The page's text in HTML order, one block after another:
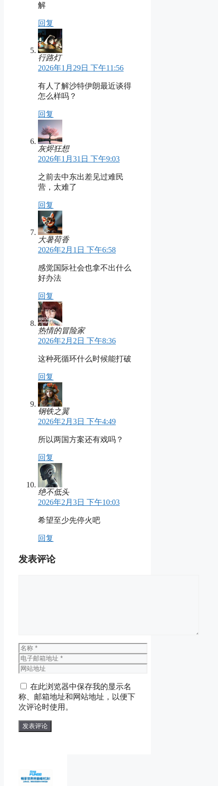
解
回复
行路灯
2026年1月29日 下午11:56
有人了解沙特伊朗最近谈得
怎么样吗？
回复
灰烬狂想
2026年1月31日 下午9:03
之前去中东出差见过难民
营，太难了
回复
大暑荷香
2026年2月1日 下午6:58
感觉国际社会也拿不出什么
好办法
回复
热情的冒险家
2026年2月2日 下午8:36
这种死循环什么时候能打破
回复
钢铁之翼
2026年2月3日 下午4:49
所以两国方案还有戏吗？
回复
绝不低头
2026年2月3日 下午10:03
希望至少先停火吧
回复
发表评论
名
称
电
子
箱
地
址
网
地
址
在此浏览器中保存我的显示名
称、邮箱地址和网站地址，以便下
次评论时使用。